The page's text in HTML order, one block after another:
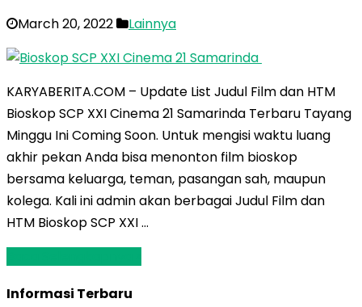
March 20, 2022 Lainnya
KARYABERITA.COM – Update List Judul Film dan HTM
Bioskop SCP XXI Cinema 21 Samarinda Terbaru Tayang
Minggu Ini Coming Soon. Untuk mengisi waktu luang
akhir pekan Anda bisa menonton film bioskop
bersama keluarga, teman, pasangan sah, maupun
kolega. Kali ini admin akan berbagai Judul Film dan
HTM Bioskop SCP XXI …
Informasi Terbaru